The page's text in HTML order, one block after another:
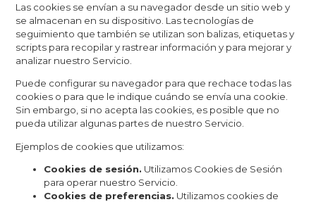
Las cookies se envían a su navegador desde un sitio web y
se almacenan en su dispositivo. Las tecnologías de
seguimiento que también se utilizan son balizas, etiquetas y
scripts para recopilar y rastrear información y para mejorar y
analizar nuestro Servicio.
Puede configurar su navegador para que rechace todas las
cookies o para que le indique cuándo se envía una cookie.
Sin embargo, si no acepta las cookies, es posible que no
pueda utilizar algunas partes de nuestro Servicio.
Ejemplos de cookies que utilizamos:
Cookies de sesión. Utilizamos Cookies de Sesión
para operar nuestro Servicio.
Cookies de preferencias. Utilizamos cookies de